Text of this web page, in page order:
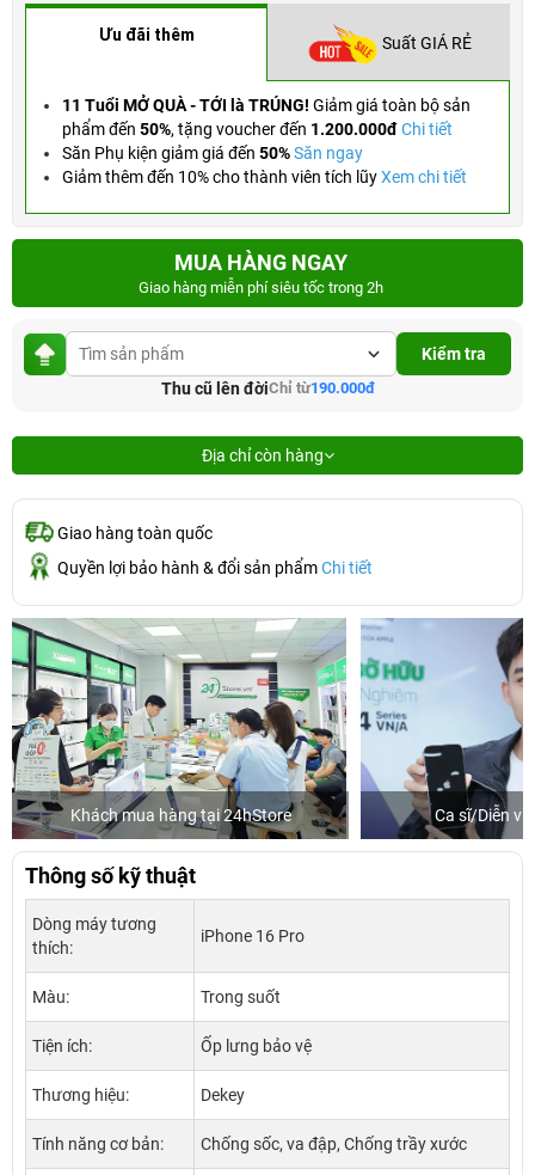
Ưu đãi thêm Suất GIÁ RẺ
11 Tuổi MỞ QUÀ - TỚI là TRÚNG! Giảm giá toàn bộ sản
phẩm đến 50%, tặng voucher đến 1.200.000đChi tiết
Săn Phụ kiện giảm giá đến 50%Săn ngay
Giảm thêm đến 10% cho thành viên tích lũyXem chi tiết
MUA HÀNG NGAY
Giao hàng miễn phí siêu tốc trong 2h
Kiểm tra
Thu cũ lên đờiChỉ từ190.000đ
Địa chỉ còn hàng
Giao hàng toàn quốc
Quyền lợi bảo hành & đổi sản phẩmChi tiết
Khách mua hàng tại 24hStore Ca sĩ/Diễn
Thông số kỹ thuật
Dòng máy tương
thích:
iPhone 16 Pro
Màu: Trong suốt
Tiện ích: Ốp lưng bảo vệ
Thương hiệu: Dekey
Tính năng cơ bản: Chống sốc, va đập, Chống trầy xước